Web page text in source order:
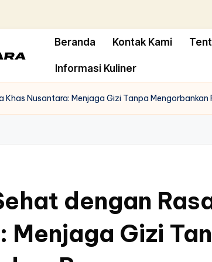
Beranda Kontak Kami
Informasi Kuliner
Khas Nusantara: Menjaga Gizi Tanpa Mengorbankan
dengan
Menjaga Gizi